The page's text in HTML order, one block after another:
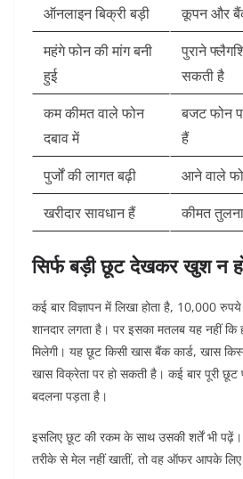
ऑनलाइन बिक्री बड़ी
कूपन और
महंगे फोन की मांग बनी
हुई
पुराने
सकती है
कम कीमत वाले फोन
दबाव में
बजट फोन
हैं
पुर्जों की लागत बढ़ी
आने वाले
खरीदार सावधान हैं
कीमत
सिर्फ बड़ी छूट देखकर खुश न
कई बार विज्ञापन में लिखा होता है, 10,000
शानदार लगता है। पर इसका मतलब यह नहीं कि
मिलेगी। यह छूट किसी खास बैंक कार्ड, खास
खास विक्रेता पर हो सकती है। कई बार पूरी छूट
बदलना पड़ता है।
इसलिए छूट की रकम के साथ उसकी शर्तें भी
तरीके से मेल नहीं खातीं, तो वह ऑफर आपके लिए